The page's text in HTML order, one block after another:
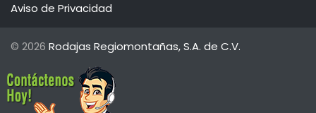
Aviso de Privacidad
© 2026 Rodajas Regiomontañas, S.A. de C.V.